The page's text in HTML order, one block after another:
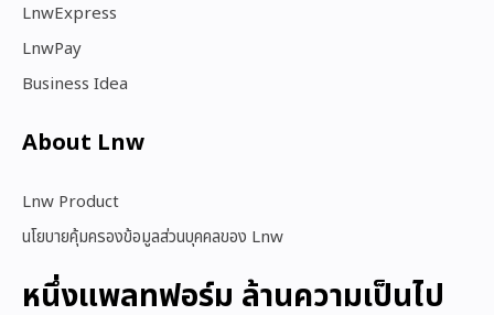
LnwExpress
LnwPay
Business Idea
About Lnw​
Lnw Product
นโยบายคุ้มครองข้อมูลส่วนบุคคลของ Lnw
หนึ่งแพลทฟอร์ม ล้านความเป็นไป